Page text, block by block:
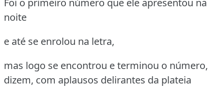
Foi o primeiro número que ele apresentou na
noite
e até se enrolou na letra,
mas logo se encontrou e terminou o número,
dizem, com aplausos delirantes da plateia